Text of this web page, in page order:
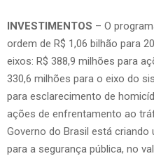
INVESTIMENTOS – O
ordem de R$ 1,06 bilhão para
eixos: R$ 388,9 milhões para
330,6 milhões para o eixo do
para esclarecimento de
ações de enfrentamento ao
Governo do Brasil está
para a segurança pública, no